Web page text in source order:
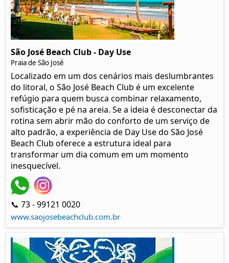
São José Beach Club - Day Use
Praia de São José
Localizado em um dos cenários mais deslumbrantes
do litoral, o São José Beach Club é um excelente
refúgio para quem busca combinar relaxamento,
sofisticação e pé na areia. Se a ideia é desconectar da
rotina sem abrir mão do conforto de um serviço de
alto padrão, a experiência de Day Use do São José
Beach Club oferece a estrutura ideal para
transformar um dia comum em um momento
inesquecível.
📞 73 - 99121 0020
www.saojosebeachclub.com.br